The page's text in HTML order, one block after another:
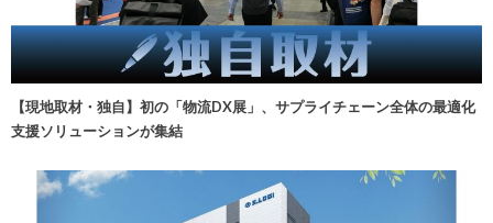
【現地取材・独自】初の「物流DX展」、サプライチェーン全体の最適化
支援ソリューションが集結